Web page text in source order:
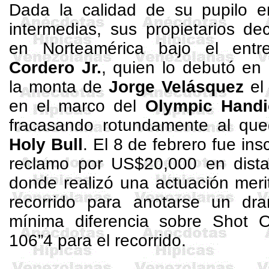
Dada la calidad de su pupilo
intermedias, sus propietarios
en Norteamérica bajo el
Cordero Jr., quien lo debutó en
la monta deJorge Velásquez el
en el marco del Olympic
fracasando rotundamente al
Holy Bull. El 8 de febrero fue
reclamo por US$20,000 en
donde realizó una actuación
recorrido para anotarse un
mínima diferencia sobre Shot
106”4 para el recorrido.